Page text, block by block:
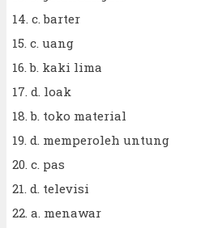
14. c. barter
15. c. uang
16. b. kaki lima
17. d. loak
18. b. toko material
19. d. memperoleh untung
20. c. pas
21. d. televisi
22. a. menawar